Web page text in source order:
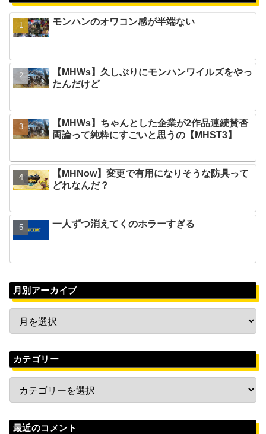
モンハンのオワコン感が半端ない
【MHWs】久しぶりにモンハンワイルズをやっ
たんだけど
【MHWs】ちゃんとした企業が2作品連続賛否
両論って純粋にすごいと思うの【MHST3】
【MHNow】変更で有用になりそうな防具って
どれなんだ？
一人ずつ消えてくのホラーすぎる
月別アーカイブ
カテゴリー
最近のコメント